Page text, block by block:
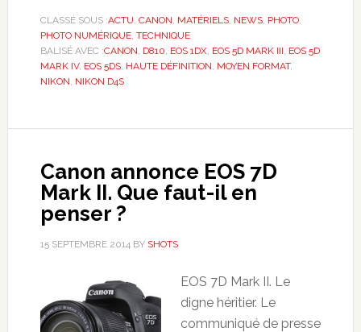
CLASSÉ SOUS :ACTU CANON MATÉRIELS, NEWS, PHOTO,
PHOTO NUMÉRIQUE, TECHNIQUE
BALISÉ AVEC :CANON D810 EOS 1DX, EOS 5D MARK III EOS 5D
MARK IV, EOS 5DS, HAUTE DÉFINITION MOYEN FORMAT,
NIKON NIKON D4S
Canon annonce EOS 7D
Mark II. Que faut-il en
penser ?
15 SEPTEMBRE 2014 BY SHOTS
EOS 7D Mark II. Le
digne héritier. Le
communiqué de presse